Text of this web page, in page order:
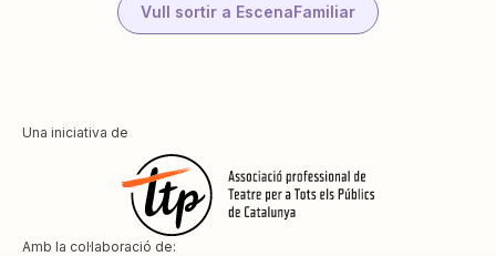
Vull sortir a EscenaFamiliar
Una iniciativa de
Amb la col·laboració de: